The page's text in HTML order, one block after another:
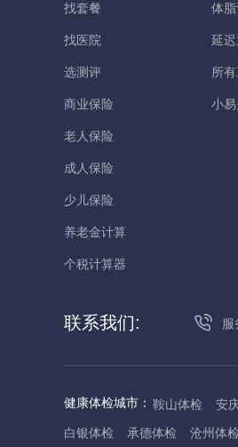
找套餐
找医院
选测评
商业保险
老人保险
成人保险
少儿保险
养老金计算
个税计算器
体
延
所
小
联系我们: 服
健康体检城市： 鞍山体检 安
白银体检
承德体检 沧州体检